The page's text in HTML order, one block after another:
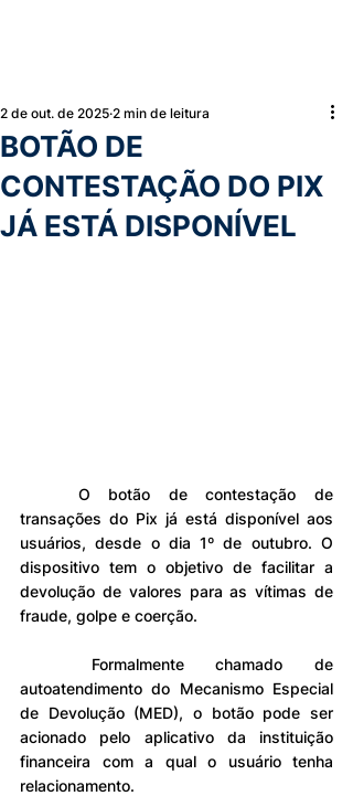
BOTÃO DE
CONTESTAÇÃO DO PIX
JÁ ESTÁ DISPONÍVEL
2 de out. de 2025 2 min de leitura
transações do Pix já está disponível aos
usuários, desde o dia 1º de outubro. O
dispositivo tem o objetivo de facilitar a
devolução de valores para as vítimas de
fraude, golpe e coerção.
autoatendimento do Mecanismo Especial
de Devolução (MED), o botão pode ser
acionado pelo aplicativo da instituição
financeira com a qual o usuário tenha
relacionamento.